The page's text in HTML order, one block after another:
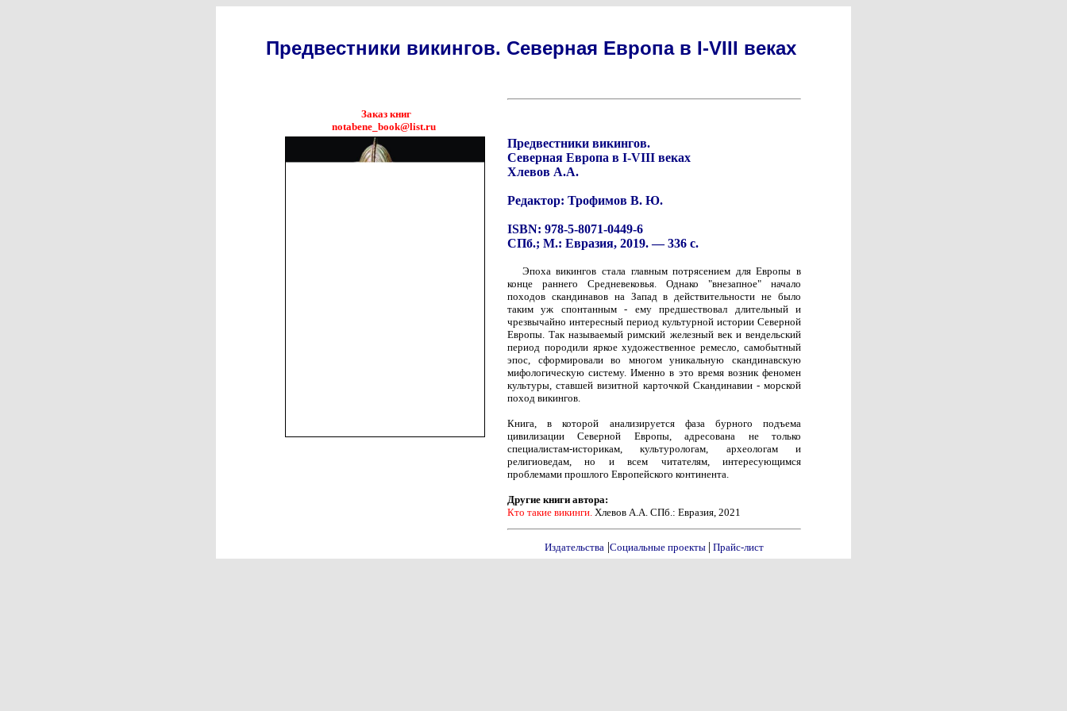
Предвестники викингов. Северная Европа в I-VIII веках
Заказ книг
notabene_book@list.ru
Предвестники викингов.
Северная Европа в I-VIII веках
Хлевов А.А.
Редактор: Трофимов В. Ю.
ISBN: 978-5-8071-0449-6
СПб.; М.: Евразия, 2019. — 336 с.
Эпоха викингов стала главным потрясением для Европы в
конце раннего Средневековья. Однако "внезапное" начало
походов скандинавов на Запад в действительности не было
таким уж спонтанным - ему предшествовал длительный и
чрезвычайно интересный период культурной истории Северной
Европы. Так называемый римский железный век и вендельский
период породили яркое художественное ремесло, самобытный
эпос, сформировали во многом уникальную скандинавскую
мифологическую систему. Именно в это время возник феномен
культуры, ставшей визитной карточкой Скандинавии - морской
поход викингов.
Книга, в которой анализируется фаза бурного подъема
цивилизации Северной Европы, адресована не только
специалистам-историкам, культурологам, археологам и
религиоведам, но и всем читателям, интересующимся
проблемами прошлого Европейского континента.
Другие книги автора:
Кто такие викинги. Хлевов А.А. СПб.: Евразия, 2021
Издательства |Социальные проекты | Прайс-лист